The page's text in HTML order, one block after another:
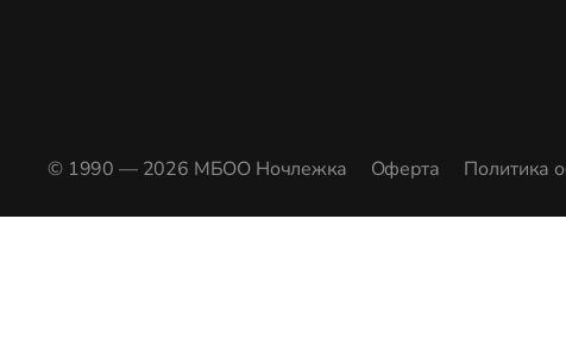
© 1990 — 2026 МБОО Ночлежка Оферта Политика